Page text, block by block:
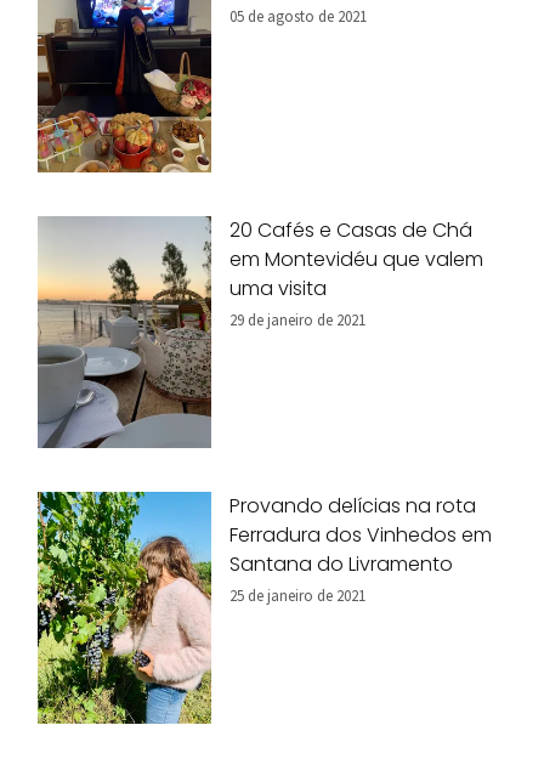
05 de agosto de 2021
20 Cafés e Casas de Chá
em Montevidéu que valem
uma visita
29 de janeiro de 2021
Provando delícias na rota
Ferradura dos Vinhedos em
Santana do Livramento
25 de janeiro de 2021